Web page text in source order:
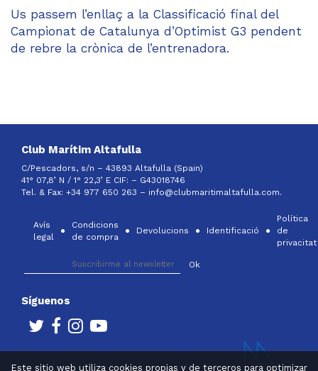
Este sitio web utiliza cookies propias y de terceros para optimizar
Us passem l’enllaç a la Classificació final del
Campionat de Catalunya d’Optimist G3 pendent
de rebre la crònica de l’entrenadora.
Club Marítim Altafulla
C/Pescadors, s/n – 43893 Altafulla (Spain)
41° 07,8’ N / 1° 22,3’ E CIF: – G43018746
Tel. & Fax: +34 977 650 263 – info@clubmaritimaltafulla.com.
Avís
legal
Condicions
de compra
Devolucions Identificació
Política
de
privacitat
Síguenos